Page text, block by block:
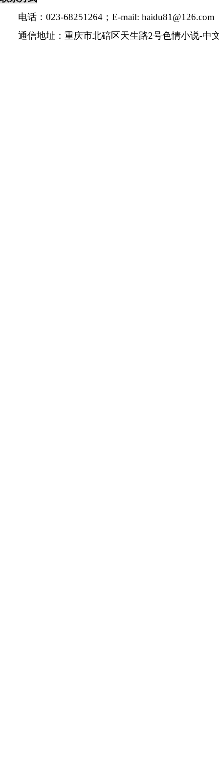
电话：023-68251264 ；E-mail:haidu81@126.com
通信地址：重庆市北碚区天生路2号色情小说-中